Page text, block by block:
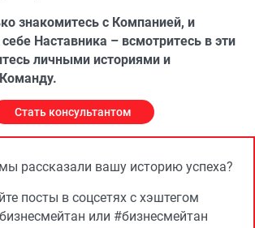
знакомитесь с Компанией, и
Наставника – всмотритесь в эти
личными историями и
Стать консультантом
рассказали вашу историю успеха?
посты в соцсетях с хэштегом
или #бизнесмейтан